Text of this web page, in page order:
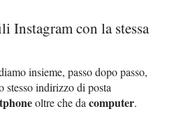
Instagram con la stessa
insieme, passo dopo passo,
stesso indirizzo di posta
oltre che dacomputer.